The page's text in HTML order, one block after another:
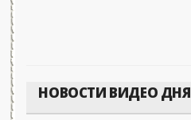
НОВОСТИ ВИДЕО ДНЯ